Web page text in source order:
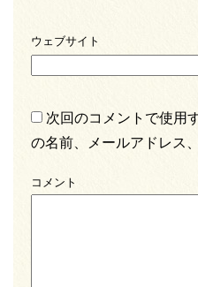
ウェブサイト
次回のコメントで使用
の名前、メールアドレス
コメント